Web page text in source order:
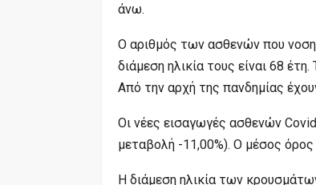
άνω.
Ο αριθμός των ασθενών που
διάμεση ηλικία τους είναι 68
Από την αρχή της πανδημίας
Οι νέες εισαγωγές ασθενών
μεταβολή -11,00%). Ο μέσος
Η διάμεση ηλικία των